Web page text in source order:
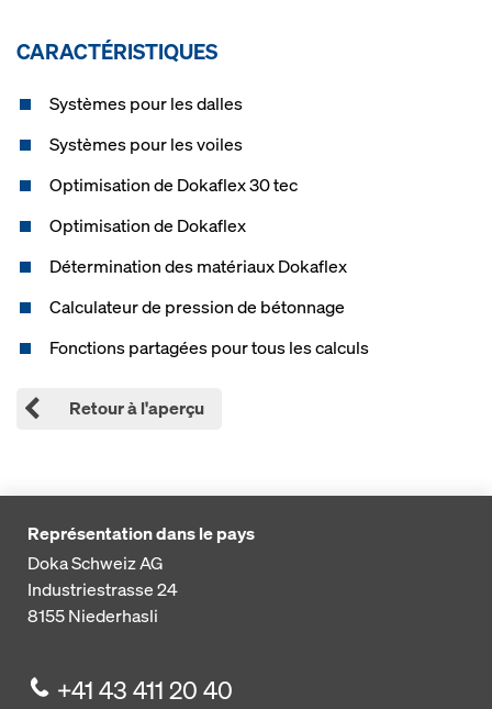
CARACTÉRISTIQUES
Systèmes pour les dalles
Systèmes pour les voiles
Optimisation de Dokaflex 30 tec
Optimisation de Dokaflex
Détermination des matériaux Dokaflex
Calculateur de pression de bétonnage
Fonctions partagées pour tous les calculs
Retour à l'aperçu
Représentation dans le pays
Doka Schweiz AG
Industriestrasse 24
8155Niederhasli
+41 43 411 20 40